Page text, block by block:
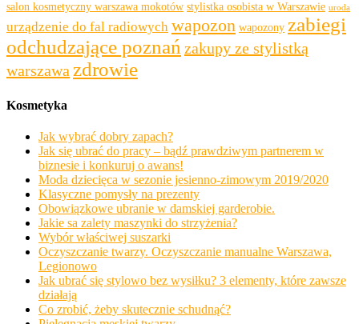
salon kosmetyczny warszawa mokotów stylistka osobista w Warszawie uroda
urządzenie do fal radiowych wapozon wapozony zabiegi
odchudzające poznań zakupy ze stylistką
warszawazdrowie
Kosmetyka
Jak wybrać dobry zapach?
Jak się ubrać do pracy – bądź prawdziwym partnerem w
biznesie i konkuruj o awans!
Moda dziecięca w sezonie jesienno-zimowym 2019/2020
Klasyczne pomysły na prezenty
Obowiązkowe ubranie w damskiej garderobie.
Jakie sa zalety maszynki do strzyżenia?
Wybór właściwej suszarki
Oczyszczanie twarzy. Oczyszczanie manualne Warszawa,
Legionowo
Jak ubrać się stylowo bez wysiłku? 3 elementy, które zawsze
działają
Co zrobić, żeby skutecznie schudnąć?